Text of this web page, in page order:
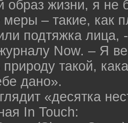
образ жизни, я не
– такие, как
подтяжка лица,
Now. – Я
такой,
дано».
«десятка
In Touch: